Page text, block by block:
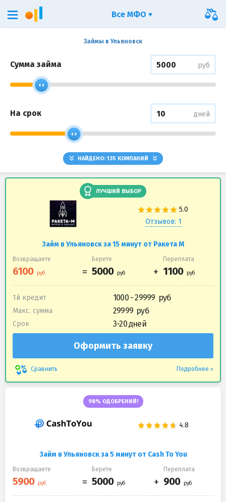
Займы в Ульяновск
Сумма займа руб
На срок дней
НАЙДЕНО:135 КОМПАНИЙ
ЛУЧШИЙ ВЫБОР
Отзывов: 1
Займ в Ульяновск за 15 минут от Ракета М
Возвращаете Берете Переплата
1й кредит 1000 - 29999
Макс. сумма 29999
Срок 3-20 дней
Оформить заявку
Сравнить Подробнее
98% ОДОБРЕНИЙ!
Займ в Ульяновск за 5 минут от Cash To You
Возвращаете Берете Переплата
Все МФО